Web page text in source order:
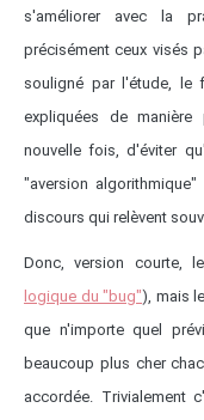
s'améliorer avec la
précisément ceux visés
souligné par l'étude, le
expliquées de
nouvelle fois, d'éviter
"aversion
discours qui relèvent
Donc, version courte,
logique du "bug"), mais
que n'importe quel
beaucoup plus cher
accordée. Trivialement